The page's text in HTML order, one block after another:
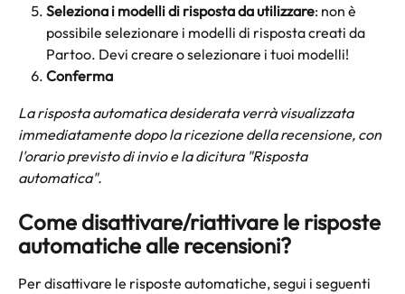
Seleziona i modelli di risposta da utilizzare: non è
possibile selezionare i modelli di risposta creati da
Partoo. Devi creare o selezionare i tuoi modelli!
Conferma
La risposta automatica desiderata verrà visualizzata
immediatamente dopo la ricezione della recensione, con
l'orario previsto di invio e la dicitura "Risposta
automatica".
Come disattivare/riattivare le risposte
automatiche alle recensioni?
Per disattivare le risposte automatiche, segui i seguenti